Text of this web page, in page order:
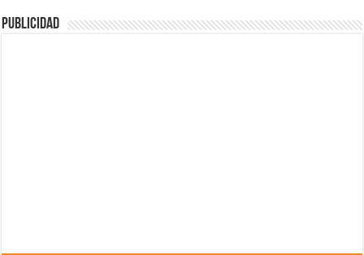
Publicidad